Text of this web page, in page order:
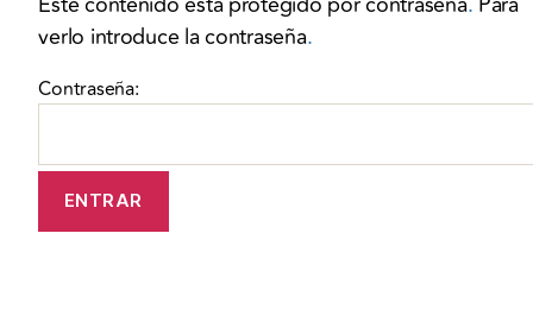
verlo introduce la contraseña.
Contraseña: